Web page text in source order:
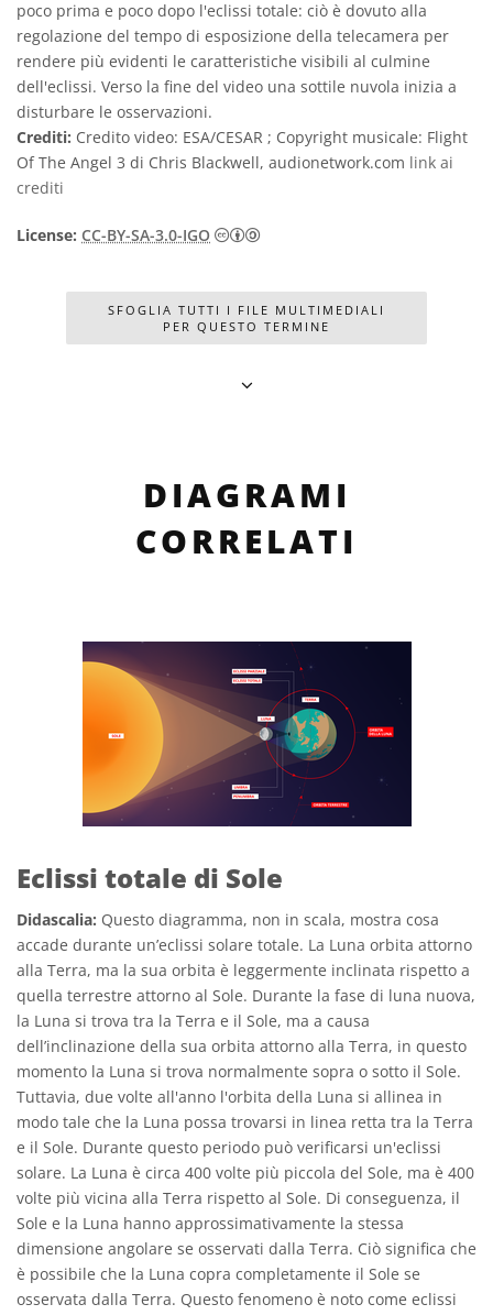
poco prima e poco dopo l'eclissi totale: ciò è dovuto alla
regolazione del tempo di esposizione della telecamera per
rendere più evidenti le caratteristiche visibili al culmine
dell'eclissi. Verso la fine del video una sottile nuvola inizia a
disturbare le osservazioni.
Crediti: Credito video: ESA/CESAR ; Copyright musicale: Flight
Of The Angel 3 di Chris Blackwell, audionetwork.com link ai
crediti
License: CC-BY-SA-3.0-IGO Creative Commons
SFOGLIA TUTTI I FILE MULTIMEDIALI
PER QUESTO TERMINE
DIAGRAMI
CORRELATI
Eclissi totale di Sole
Didascalia: Questo diagramma, non in scala, mostra cosa
accade durante un’eclissi solare totale. La Luna orbita attorno
alla Terra, ma la sua orbita è leggermente inclinata rispetto a
quella terrestre attorno al Sole. Durante la fase di luna nuova,
la Luna si trova tra la Terra e il Sole, ma a causa
dell’inclinazione della sua orbita attorno alla Terra, in questo
momento la Luna si trova normalmente sopra o sotto il Sole.
Tuttavia, due volte all'anno l'orbita della Luna si allinea in
modo tale che la Luna possa trovarsi in linea retta tra la Terra
e il Sole. Durante questo periodo può verificarsi un'eclissi
solare. La Luna è circa 400 volte più piccola del Sole, ma è 400
volte più vicina alla Terra rispetto al Sole. Di conseguenza, il
Sole e la Luna hanno approssimativamente la stessa
dimensione angolare se osservati dalla Terra. Ciò significa che
è possibile che la Luna copra completamente il Sole se
osservata dalla Terra. Questo fenomeno è noto come eclissi